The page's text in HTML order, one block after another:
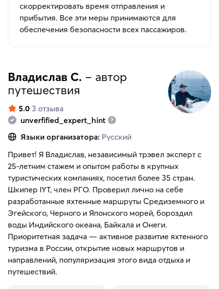
скорректировать время отправления и
прибытия. Все эти меры принимаются для
обеспечения безопасности всех пассажиров.
Владислав С. – автор
путешествия
5.0 3 отзыва
unverfified_expert_hint
Языки организатора: Русский
Привет! Я Владислав, независимый трэвел эксперт с
25-летним стажем и опытом работы в крупных
туристических компаниях, посетил более 35 стран.
Шкипер IYT, член РГО. Проверил лично на себе
разработанные яхтенные маршруты Средиземного и
Эгейского, Черного и Японского морей, бороздил
воды Индийского океана, Байкала и Онеги.
Приоритетная задача — активное развитие яхтенного
туризма в России, открытие новых маршрутов и
направлений, популяризация этого вида отдыха и
путешествий.